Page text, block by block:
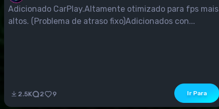
Adicionado CarPlay.Altamente otimizado para fps mais
altos. (Problema de atraso fixo)Adicionados con...
2.5K 2 9 Ir Para